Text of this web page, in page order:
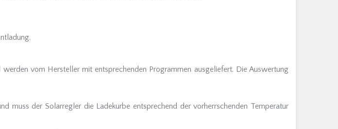
vom Hersteller mit entsprechenden Programmen ausgeliefert. Die Auswertung
muss der Solarregler die Ladekurbe entsprechend der vorherrschenden Temperatur